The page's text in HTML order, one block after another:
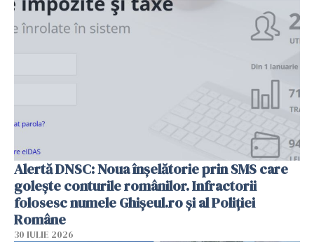
Alertă DNSC: Noua înșelătorie prin SMS care
golește conturile românilor. Infractorii
folosesc numele Ghișeul.ro și al Poliției
Române
30 IULIE 2026